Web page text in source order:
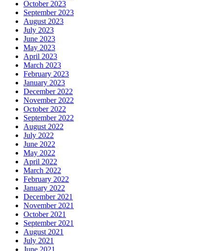
October 2023
September 2023
August 2023
July 2023
June 2023
May 2023
April 2023
March 2023
February 2023
January 2023
December 2022
November 2022
October 2022
September 2022
August 2022
July 2022
June 2022
May 2022
April 2022
March 2022
February 2022
January 2022
December 2021
November 2021
October 2021
September 2021
August 2021
July 2021
June 2021